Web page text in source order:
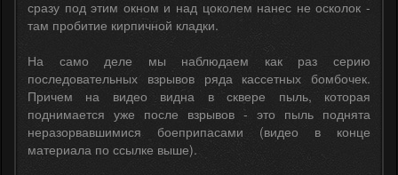
сразу под этим окном и над цоколем нанес не осколок -
там пробитие кирпичной кладки.
На само деле мы наблюдаем как раз серию
последовательных взрывов ряда кассетных бомбочек.
Причем на видео видна в сквере пыль, которая
поднимается уже после взрывов - это пыль поднята
неразорвавшимися боеприпасами (видео в конце
материала по ссылке выше).